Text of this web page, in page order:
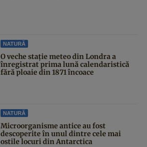
NATURĂ
O veche stație meteo din Londra a
înregistrat prima lună calendaristică
fără ploaie din 1871 încoace
NATURĂ
Microorganisme antice au fost
descoperite în unul dintre cele mai
ostile locuri din Antarctica